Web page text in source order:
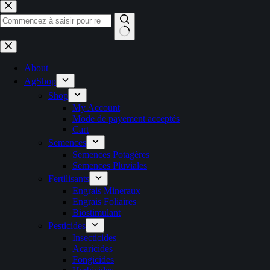
Passer
au
contenu
Aucun
résultat
About
AgShop
Shop
My Account
Mode de payement acceptés
Cart
Semences
Semences Potagères
Semences Pluviales
Fertilisants
Engrais Mineraux
Engrais Foliaires
Biostimulant
Pesticides
Insecticides
Acaricides
Fongicides